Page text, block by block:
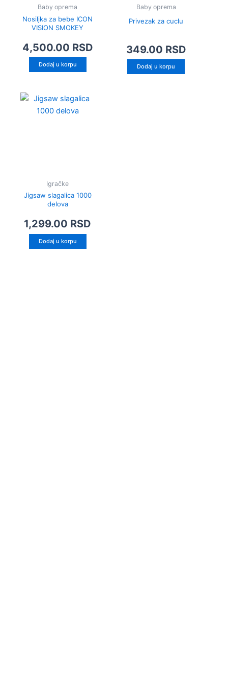
Baby oprema
Nosiljka za bebe ICON
VISION SMOKEY
4,500.00 RSD
Dodaj u korpu
Baby oprema
Privezak za cuclu
349.00 RSD
Dodaj u korpu
Igračke
Jigsaw slagalica 1000
delova
1,299.00 RSD
Dodaj u korpu